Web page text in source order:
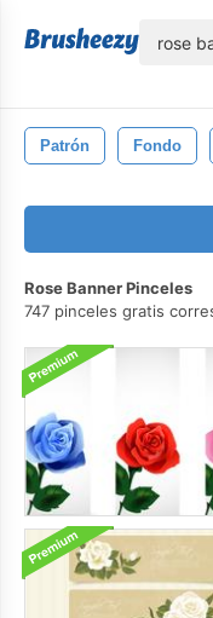
Patrón Fondo
Rose Banner Pinceles
747 pinceles gratis